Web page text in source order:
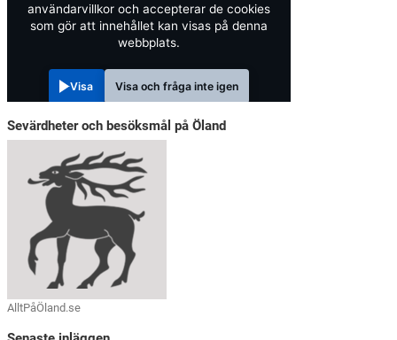
användarvillkor och accepterar de cookies
som gör att innehållet kan visas på denna
webbplats.
Visa Visa och fråga inte igen
Sevärdheter och besöksmål på Öland
AlltPåÖland.se